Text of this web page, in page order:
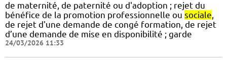
de maternité, de paternité ou d'adoption ; rejet du
bénéfice de la promotion professionnelle ou sociale,
de rejet d'une demande de congé formation, de rejet
d’une demande de mise en disponibilité ; garde
24/03/2026 11:33